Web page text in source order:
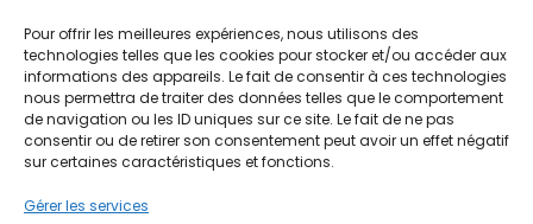
Pour offrir les meilleures expériences, nous utilisons des
technologies telles que les cookies pour stocker et/ou accéder aux
informations des appareils. Le fait de consentir à ces technologies
nous permettra de traiter des données telles que le comportement
de navigation ou les ID uniques sur ce site. Le fait de ne pas
consentir ou de retirer son consentement peut avoir un effet négatif
sur certaines caractéristiques et fonctions.
Gérer les services
boutique
collect
d'oreille